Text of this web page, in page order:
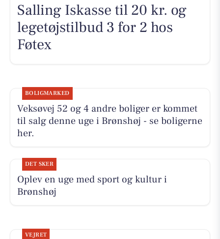
Salling Iskasse til 20 kr. og
legetøjstilbud 3 for 2 hos
Føtex
BOLIGMARKED
Veksøvej 52 og 4 andre boliger er kommet
til salg denne uge i Brønshøj - se boligerne
her.
DET SKER
Oplev en uge med sport og kultur i
Brønshøj
VEJRET